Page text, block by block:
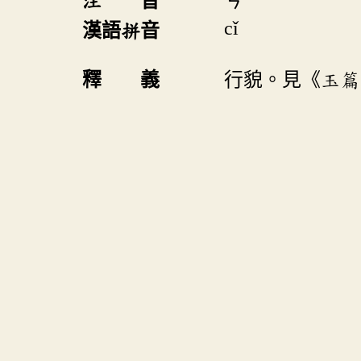
漢語拼音 cǐ
釋 義 行貌。見《玉